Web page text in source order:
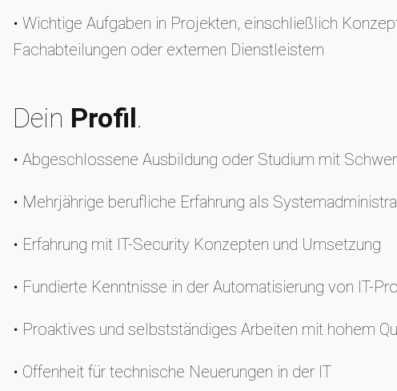
• Wichtige Aufgaben in Projekten, einschließlich
Fachabteilungen oder externen Dienstleistern
Dein Profil.
• Abgeschlossene Ausbildung oder Studium mit
• Mehrjährige berufliche Erfahrung als
• Erfahrung mit IT-Security Konzepten und Umsetzung
• Fundierte Kenntnisse in der Automatisierung von IT-
• Proaktives und selbstständiges Arbeiten mit hohem
• Offenheit für technische Neuerungen in der IT